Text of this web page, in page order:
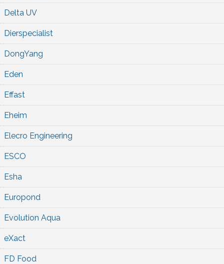
Delta UV
Dierspecialist
DongYang
Eden
Effast
Eheim
Elecro Engineering
ESCO
Esha
Europond
Evolution Aqua
eXact
FD Food